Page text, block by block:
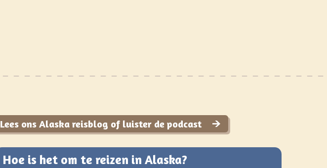
Lees ons Alaska reisblog of luister de podcast
Hoe is het om te reizen in Alaska?